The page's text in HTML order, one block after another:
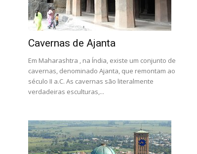
Cavernas de Ajanta
Em Maharashtra , na Índia, existe um conjunto de
cavernas, denominado Ajanta, que remontam ao
século II a.C. As cavernas são literalmente
verdadeiras esculturas,...